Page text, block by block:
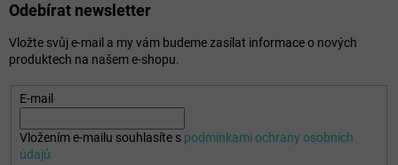
Odebírat newsletter
Vložte svůj e-mail a my vám budeme zasílat informace o nových
produktech na našem e-shopu.
E-mail
Vložením e-mailu souhlasíte s podmínkami ochrany osobních
údajů